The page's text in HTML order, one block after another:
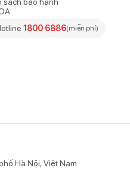
1800 6886(miễn phí)
Hà Nội, Việt Nam